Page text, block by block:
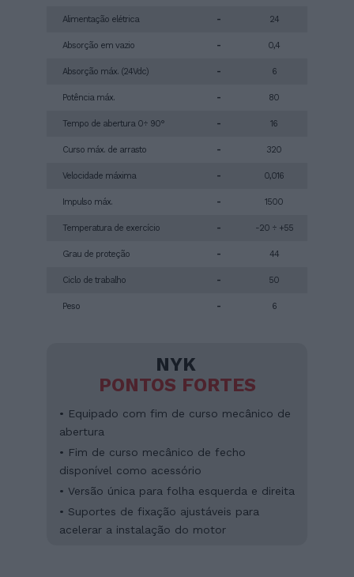
Alimentação elétrica
Absorção em vazio
Absorção máx. (24Vdc)
Potência máx.
Tempo de abertura 0÷ 90°
Curso máx. de arrasto
Velocidade máxima
Impulso máx.
Temperatura de exercício
Grau de proteção
Ciclo de trabalho
Peso
-
-
-
-
-
-
-
-
-
-
-
-
24
0,4
6
80
16
320
0,016
1500
-20 ÷ +55
44
50
6
NYK
PONTOS FORTES
• Equipado com fim de curso mecânico de
abertura
• Fim de curso mecânico de fecho
disponível como acessório
• Versão única para folha esquerda e direita
• Suportes de fixação ajustáveis para
acelerar a instalação do motor